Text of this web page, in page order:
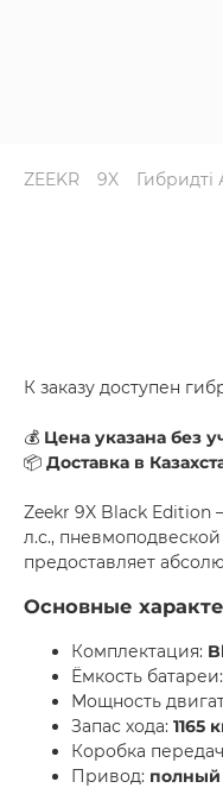
ZEEKR 9X Гибридті
К заказу доступен
💰 Цена указана без
📦 Доставка в
Zeekr 9X Black Edition
л.с.,
предоставляет
Основные
Комплектация:
Ёмкость батареи:
Мощность
Запас хода: 1165
Коробка
Привод: полный